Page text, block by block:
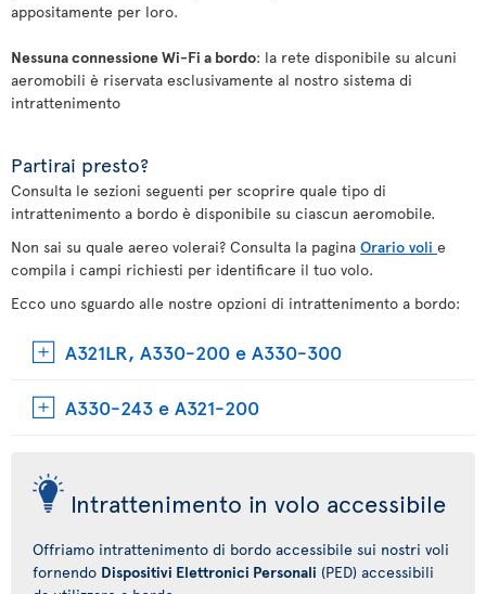
appositamente per loro.
Nessuna connessione Wi-Fi a bordo: la rete disponibile su alcuni
aeromobili è riservata esclusivamente al nostro sistema di
intrattenimento
Partirai presto?
Consulta le sezioni seguenti per scoprire quale tipo di
intrattenimento a bordo è disponibile su ciascun aeromobile.
Non sai su quale aereo volerai? Consulta la pagina Orario voli e
compila i campi richiesti per identificare il tuo volo.
Ecco uno sguardo alle nostre opzioni di intrattenimento a bordo:
A321LR, A330-200 e A330-300
A330-243 e A321-200
Intrattenimento in volo accessibile
Offriamo intrattenimento di bordo accessibile sui nostri voli
fornendo Dispositivi Elettronici Personali (PED) accessibili